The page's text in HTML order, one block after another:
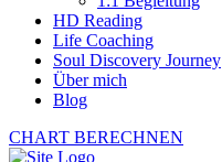
HD Reading
Life Coaching
Soul Discovery Journey
Über mich
Blog
CHART BERECHNEN